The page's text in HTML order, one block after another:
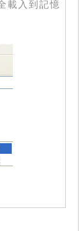
載入到記憶